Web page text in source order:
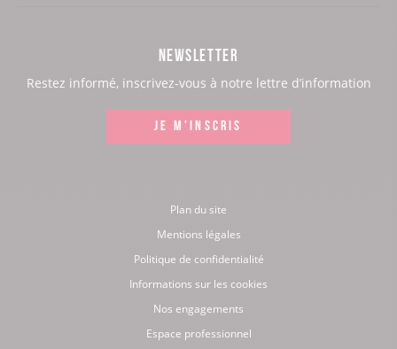
FacebookInstagramLinkedInYoutube
NEWSLETTER
Restez informé, inscrivez-vous à notre lettre d’information
JE M'INSCRIS
Plan du site
Mentions légales
Politique de confidentialité
Informations sur les cookies
Nos engagements
Espace professionnel